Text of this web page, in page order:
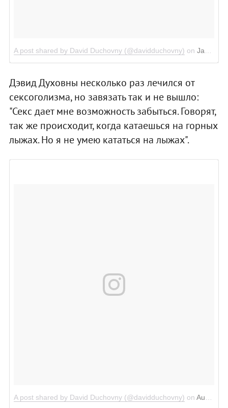
A post shared by David Duchovny (@davidduchovny) on Jan 13, 2016 at 11:32am PST
Дэвид Духовны несколько раз лечился от
сексоголизма, но завязать так и не вышло:
"Секс дает мне возможность забыться. Говорят,
так же происходит, когда катаешься на горных
лыжах. Но я не умею кататься на лыжах".
A post shared by David Duchovny (@davidduchovny) on Aug 24, 2015 at 7:22pm PDT